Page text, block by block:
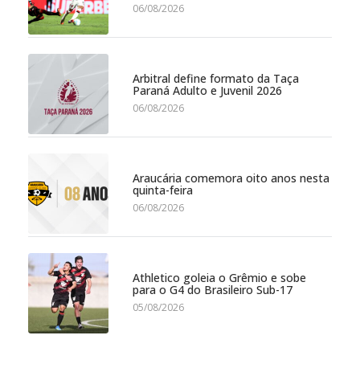
06/08/2026
Arbitral define formato da Taça
Paraná Adulto e Juvenil 2026
06/08/2026
Araucária comemora oito anos nesta
quinta-feira
06/08/2026
Athletico goleia o Grêmio e sobe
para o G4 do Brasileiro Sub-17
05/08/2026